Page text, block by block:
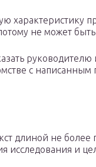
характеристику
не может
с написанным
длиной не
исследования и